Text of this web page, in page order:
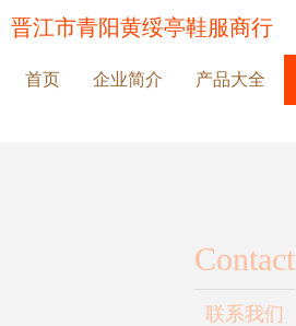
晋江市青阳黄绥亭鞋服商行
首页 企业简介 产品大全
Contact
联系我们